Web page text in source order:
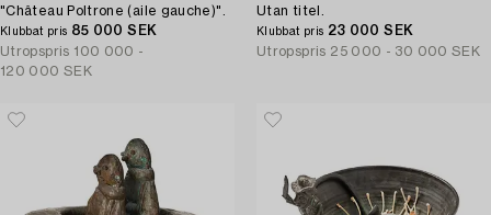
"Château Poltrone (aile gauche)".
Klubbat pris 85 000 SEK
Utropspris 100 000 -
120 000 SEK
Utan titel.
Klubbat pris 23 000 SEK
Utropspris 25 000 - 30 000 SEK